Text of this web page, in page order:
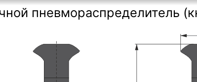
пневмораспределитель